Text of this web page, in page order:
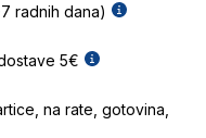
radnih dana)
5€
na rate, gotovina,